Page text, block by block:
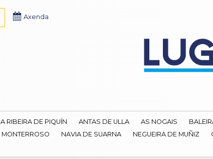
Axenda
A RIBEIRA DE PIQUÍN ANTAS DE ULLA AS NOGAIS
MONTERROSO NAVIA DE SUARNA NEGUEIRA DE MUÑIZ